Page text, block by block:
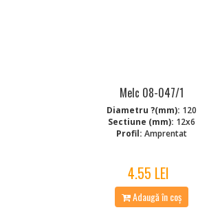
Melc 08-047/1
Diametru ?(mm): 120
Sectiune (mm): 12x6
Profil: Amprentat
4.55 LEI
Adaugă în coș